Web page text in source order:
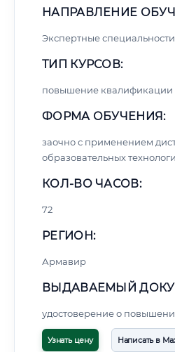
НАПРАВЛЕНИЕ
Экспертные специальности
ТИП КУРСОВ:
повышение квалификации
ФОРМА ОБУЧЕНИЯ:
заочно с применением
образовательных
КОЛ-ВО ЧАСОВ:
72
РЕГИОН:
Армавир
ВЫДАВАЕМЫЙ
удостоверение о
Узнать цену Написать в